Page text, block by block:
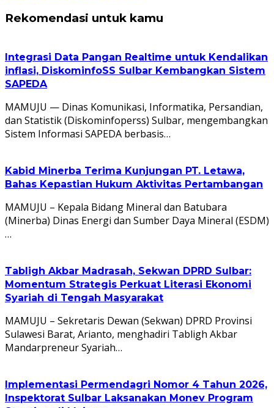
Rekomendasi untuk kamu
Integrasi Data Pangan Realtime untuk Kendalikan
inflasi, DiskominfoSS Sulbar Kembangkan Sistem
SAPEDA
MAMUJU — Dinas Komunikasi, Informatika, Persandian,
dan Statistik (Diskominfoperss) Sulbar, mengembangkan
Sistem Informasi SAPEDA berbasis…
Kabid Minerba Terima Kunjungan PT. Letawa,
Bahas Kepastian Hukum Aktivitas Pertambangan
MAMUJU – Kepala Bidang Mineral dan Batubara
(Minerba) Dinas Energi dan Sumber Daya Mineral (ESDM)
…
Tabligh Akbar Madrasah, Sekwan DPRD Sulbar:
Momentum Strategis Perkuat Literasi Ekonomi
Syariah di Tengah Masyarakat
MAMUJU – Sekretaris Dewan (Sekwan) DPRD Provinsi
Sulawesi Barat, Arianto, menghadiri Tabligh Akbar
Mandarpreneur Syariah…
Implementasi Permendagri Nomor 4 Tahun 2026,
Inspektorat Sulbar Laksanakan Monev Program